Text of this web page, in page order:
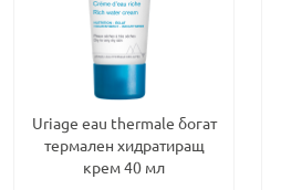
Uriage eau thermale богат
термален хидратиращ
крем 40 мл